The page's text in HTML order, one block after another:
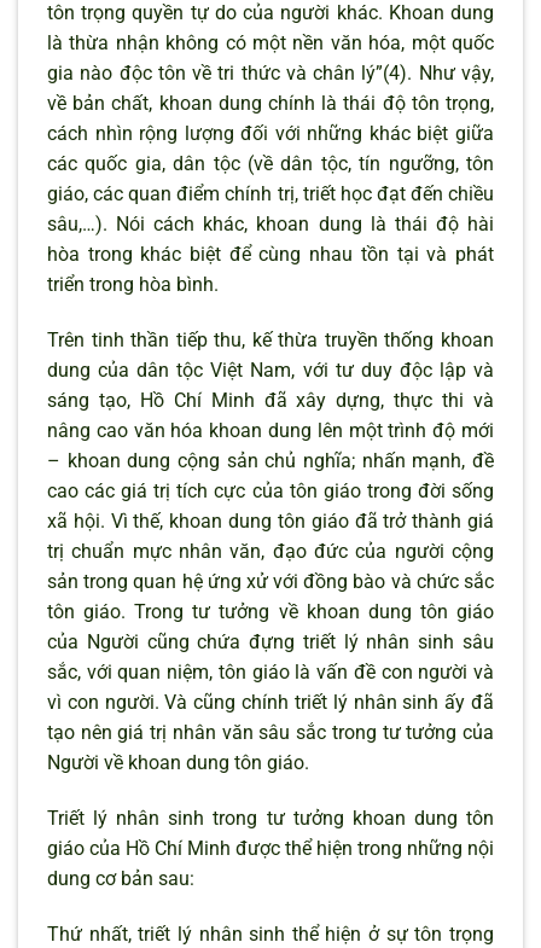
tôn trọng quyền tự do của người khác. Khoan dung
là thừa nhận không có một nền văn hóa, một quốc
gia nào độc tôn về tri thức và chân lý”(4). Như vậy,
về bản chất, khoan dung chính là thái độ tôn trọng,
cách nhìn rộng lượng đối với những khác biệt giữa
các quốc gia, dân tộc (về dân tộc, tín ngưỡng, tôn
giáo, các quan điểm chính trị, triết học đạt đến chiều
sâu,…). Nói cách khác, khoan dung là thái độ hài
hòa trong khác biệt để cùng nhau tồn tại và phát
triển trong hòa bình.
Trên tinh thần tiếp thu, kế thừa truyền thống khoan
dung của dân tộc Việt Nam, với tư duy độc lập và
sáng tạo, Hồ Chí Minh đã xây dựng, thực thi và
nâng cao văn hóa khoan dung lên một trình độ mới
– khoan dung cộng sản chủ nghĩa; nhấn mạnh, đề
cao các giá trị tích cực của tôn giáo trong đời sống
xã hội. Vì thế, khoan dung tôn giáo đã trở thành giá
trị chuẩn mực nhân văn, đạo đức của người cộng
sản trong quan hệ ứng xử với đồng bào và chức sắc
tôn giáo. Trong tư tưởng về khoan dung tôn giáo
của Người cũng chứa đựng triết lý nhân sinh sâu
sắc, với quan niệm, tôn giáo là vấn đề con người và
vì con người. Và cũng chính triết lý nhân sinh ấy đã
tạo nên giá trị nhân văn sâu sắc trong tư tưởng của
Người về khoan dung tôn giáo.
Triết lý nhân sinh trong tư tưởng khoan dung tôn
giáo của Hồ Chí Minh được thể hiện trong những nội
dung cơ bản sau:
Thứ nhất, triết lý nhân sinh thể hiện ở sự tôn trọng